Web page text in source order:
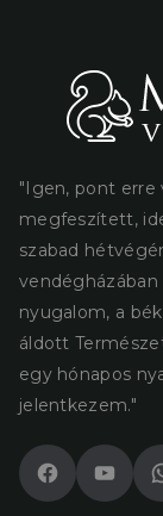
"Igen, pont erre
megfeszített,
szabad
nyugalom, a
áldott
egy hónapos
jelentkezem."
Facebook